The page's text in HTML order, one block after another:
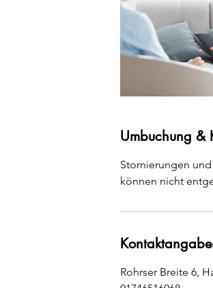
Umbuchung &
Stornierungen
können nicht
Rohrser Breite 6,